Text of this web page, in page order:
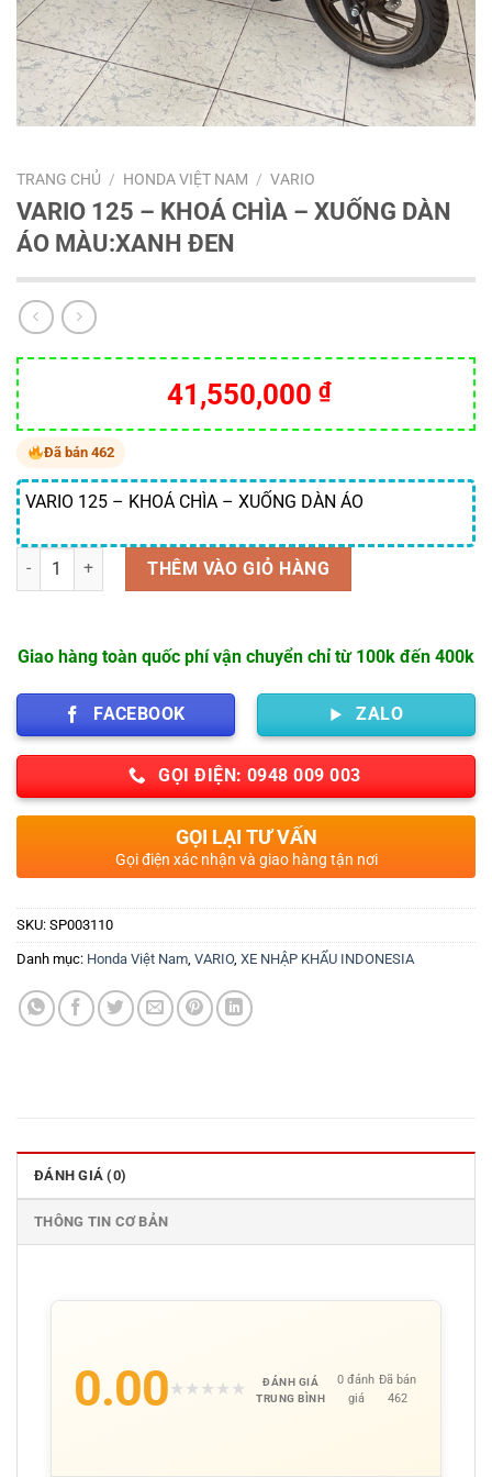
TRANG CHỦ / HONDA VIỆT NAM / VARIO
VARIO 125 – KHOÁ CHÌA – XUỐNG DÀN
ÁO MÀU:XANH ĐEN
41,550,000 ₫
Đã bán 462
VARIO 125 – KHOÁ CHÌA – XUỐNG DÀN ÁO
Số lượng THÊM VÀO GIỎ HÀNG
Giao hàng toàn quốc phí vận chuyển chỉ từ 100k đến 400k
FACEBOOK ZALO
GỌI ĐIỆN: 0948 009 003
GỌI LẠI TƯ VẤN
Gọi điện xác nhận và giao hàng tận nơi
SKU: SP003110
Danh mục: Honda Việt Nam, VARIO, XE NHẬP KHẨU INDONESIA
ĐÁNH GIÁ (0)
THÔNG TIN CƠ BẢN
0.00★ ★ ★ ★ ★
ĐÁNH GIÁ
TRUNG BÌNH
0 đánh
giá
Đã bán
462